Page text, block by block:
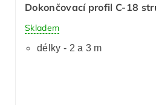
Dokončovací profil C-18
Skladem
délky - 2 a 3 m